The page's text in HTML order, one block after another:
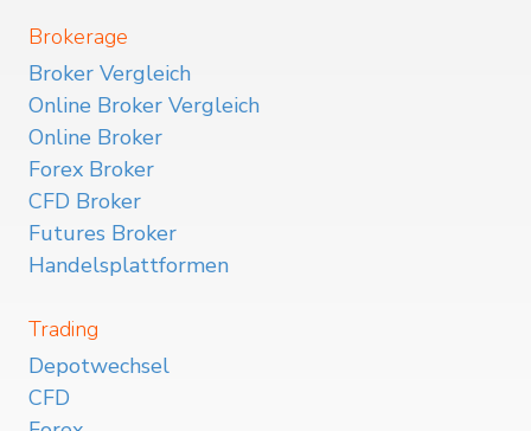
Brokerage
Broker Vergleich
Online Broker Vergleich
Online Broker
Forex Broker
CFD Broker
Futures Broker
Handelsplattformen
Trading
Depotwechsel
CFD